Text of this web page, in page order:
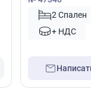
2 Спален
+ НДС